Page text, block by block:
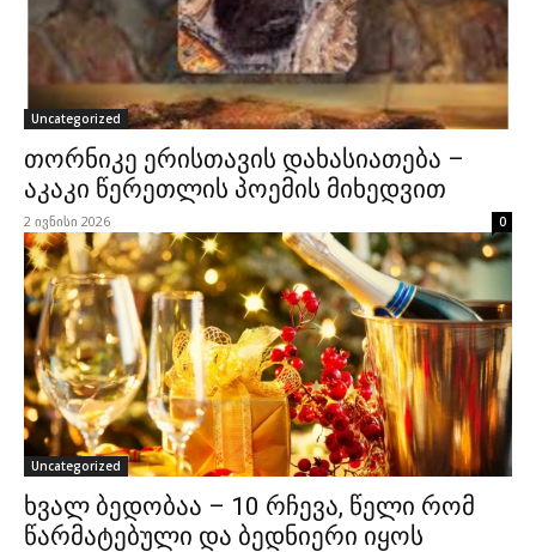
Uncategorized
თორნიკე ერისთავის დახასიათება –
აკაკი წერეთლის პოემის მიხედვით
2 ივნისი 2026 0
Uncategorized
ხვალ ბედობაა – 10 რჩევა, წელი რომ
წარმატებული და ბედნიერი იყოს